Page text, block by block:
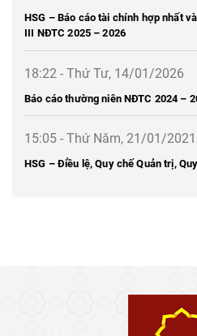
HSG – Báo cáo tài chính hợp nhất
III NĐTC 2025 – 2026
18:22 - Thứ Tư, 14/01/2026
Báo cáo thường niên NĐTC 2024 –
15:05 - Thứ Năm, 21/01/2021
HSG – Điều lệ, Quy chế Quản trị,